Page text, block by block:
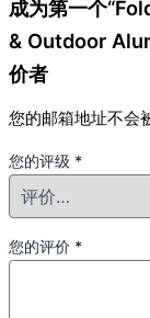
成为第一个
& Outdoor
价者
您的邮箱地址不会
您的评级 *
您的评价 *